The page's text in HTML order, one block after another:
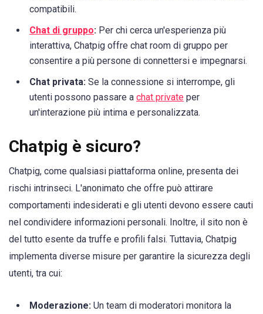
compatibili.
Chat di gruppo: Per chi cerca un'esperienza più
interattiva, Chatpig offre chat room di gruppo per
consentire a più persone di connettersi e impegnarsi.
Chat privata: Se la connessione si interrompe, gli
utenti possono passare a chat private per
un'interazione più intima e personalizzata.
Chatpig è sicuro?
Chatpig, come qualsiasi piattaforma online, presenta dei
rischi intrinseci. L'anonimato che offre può attirare
comportamenti indesiderati e gli utenti devono essere cauti
nel condividere informazioni personali. Inoltre, il sito non è
del tutto esente da truffe e profili falsi. Tuttavia, Chatpig
implementa diverse misure per garantire la sicurezza degli
utenti, tra cui:
Moderazione: Un team di moderatori monitora la